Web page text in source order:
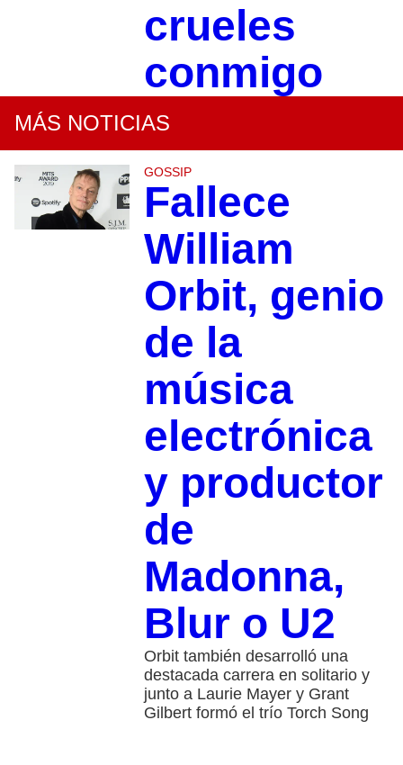
crueles
conmigo
MÁS NOTICIAS
GOSSIP
Fallece
William
Orbit, genio
de la
música
electrónica
y productor
de
Madonna,
Blur o U2
Orbit también desarrolló una
destacada carrera en solitario y
junto a Laurie Mayer y Grant
Gilbert formó el trío Torch Song